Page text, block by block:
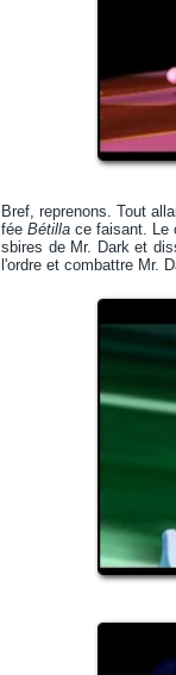
Bref, reprenons. Tout
fée Bétilla ce faisant. Le
sbires de Mr. Dark et
l'ordre et combattre Mr.